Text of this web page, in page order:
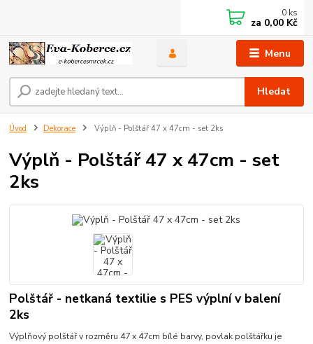
Menu
Hledat
0 ks
za 0,00 Kč
Úvod Dekorace Výplň - Polštář 47 x 47cm - set 2ks
Výplň - Polštář 47 x 47cm - set
2ks
Polštář - netkaná textilie s PES výplní v balení
2ks
Výplňový polštář v rozměru 47 x 47cm bílé barvy, povlak polštářku je